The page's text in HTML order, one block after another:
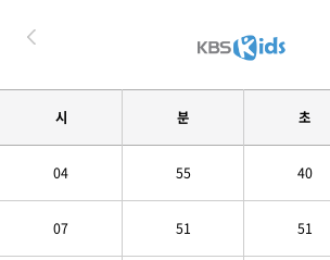
시 분 초
04 55 40
07 51 51